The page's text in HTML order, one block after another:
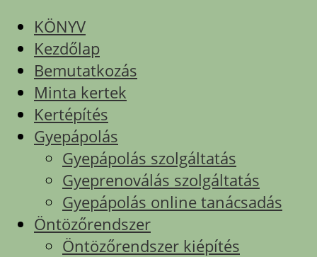
KÖNYV
Kezdőlap
Bemutatkozás
Minta kertek
Kertépítés
Gyepápolás
Gyepápolás szolgáltatás
Gyeprenoválás szolgáltatás
Gyepápolás online tanácsadás
Öntözőrendszer
Öntözőrendszer kiépítés